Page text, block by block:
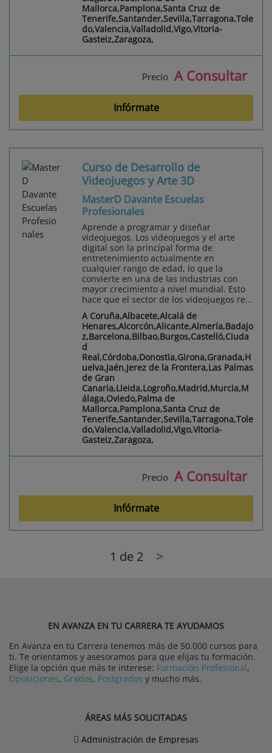
Mallorca,Pamplona,Santa Cruz de
Tenerife,Santander,Sevilla,Tarragona,Tole
do,Valencia,Valladolid,Vigo,Vitoria-
Gasteiz,Zaragoza,
Precio A Consultar
Infórmate
Curso de Desarrollo de
Videojuegos y Arte 3D
MasterD Davante Escuelas
Profesionales
Aprende a programar y diseñar
videojuegos. Los videojuegos y el arte
digital son la principal forma de
entretenimiento actualmente en
cualquier rango de edad, lo que la
convierte en una de las industrias con
mayor crecimiento a nivel mundial. Esto
hace que el sector de los videojuegos re...
A Coruña,Albacete,Alcalá de
Henares,Alcorcón,Alicante,Almería,Badajo
z,Barcelona,Bilbao,Burgos,Castelló,Ciuda
d
Real,Córdoba,Donostia,Girona,Granada,H
uelva,Jaén,Jerez de la Frontera,Las Palmas
de Gran
Canaria,Lleida,Logroño,Madrid,Murcia,M
álaga,Oviedo,Palma de
Mallorca,Pamplona,Santa Cruz de
Tenerife,Santander,Sevilla,Tarragona,Tole
do,Valencia,Valladolid,Vigo,Vitoria-
Gasteiz,Zaragoza,
Precio A Consultar
Infórmate
1 de 2 >
EN AVANZA EN TU CARRERA TE AYUDAMOS
En Avanza en tu Carrera tenemos más de 50.000 cursos para
ti. Te orientamos y asesoramos para que elijas tu formación.
Elige la opción que más te interese: Formación Profesional,
Oposiciones, Grados, Postgrados y mucho más.
ÁREAS MÁS SOLICITADAS
Administración de Empresas